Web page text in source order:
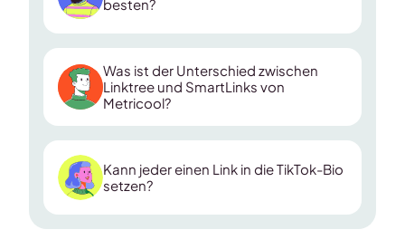
besten?
Was ist der Unterschied zwischen
Linktree und SmartLinks von
Metricool?
Kann jeder einen Link in die TikTok-Bio
setzen?